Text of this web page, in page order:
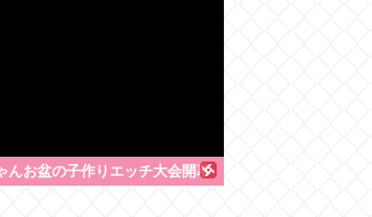
んお盆の子作りエッチ大会開幕